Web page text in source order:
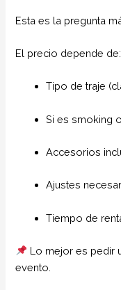
Esta es la pregunta
El precio depende de:
Tipo de traje
Si es smoking
Accesorios
Ajustes
Tiempo de
Lo mejor es pedir
evento.